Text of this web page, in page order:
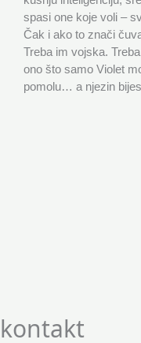
spasi one koje voli –
Čak i ako to znači
Treba im vojska.
ono što samo Violet
pomolu… a njezin
kontakt